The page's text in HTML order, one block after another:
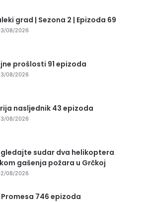
grad | Sezona 2 | Epizoda 69
08/2026
prošlosti 91 epizoda
08/2026
nasljednik 43 epizoda
08/2026
sudar dva helikoptera
gašenja požara u Grčkoj
08/2026
Promesa 746 epizoda